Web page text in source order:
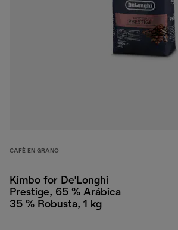
CAFÈ EN GRANO
Kimbo for De'Longhi
Prestige, 65 % Arábica
35 % Robusta, 1 kg